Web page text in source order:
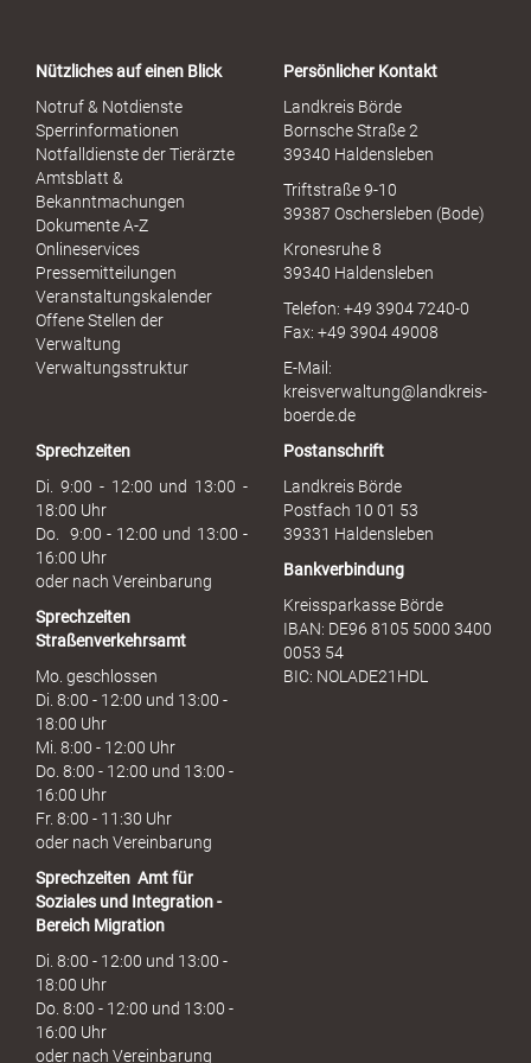
x
u
h
Nützliches auf einen Blick
Notruf & Notdienste
Sperrinformationen
Notfalldienste der Tierärzte
Amtsblatt &
Bekanntmachungen
Dokumente A-Z
Onlineservices
Pressemitteilungen
Veranstaltungskalender
Offene Stellen der
Verwaltung
Verwaltungsstruktur
Persönlicher Kontakt
Landkreis Börde
Bornsche Straße 2
39340 Haldensleben
Triftstraße 9-10
39387 Oschersleben (Bode)
Kronesruhe 8
39340 Haldensleben
Telefon: +49 3904 7240-0
Fax: +49 3904 49008
E-Mail:
kreisverwaltung@landkreis-
boerde.de
Sprechzeiten
Di. 9:00 - 12:00 und 13:00 -
18:00 Uhr
Do. 9:00 - 12:00 und 13:00 -
16:00 Uhr
oder nach Vereinbarung
Sprechzeiten
Straßenverkehrsamt
Mo. geschlossen
Di. 8:00 - 12:00 und 13:00 -
18:00 Uhr
Mi. 8:00 - 12:00 Uhr
Do. 8:00 - 12:00 und 13:00 -
16:00 Uhr
Fr. 8:00 - 11:30 Uhr
oder nach Vereinbarung
Sprechzeiten Amt für
Soziales und Integration -
Bereich Migration
Di. 8:00 - 12:00 und 13:00 -
18:00 Uhr
Do. 8:00 - 12:00 und 13:00 -
16:00 Uhr
oder nach Vereinbarung
Postanschrift
Landkreis Börde
Postfach 10 01 53
39331 Haldensleben
Bankverbindung
Kreissparkasse Börde
IBAN: DE96 8105 5000 3400
0053 54
BIC: NOLADE21HDL